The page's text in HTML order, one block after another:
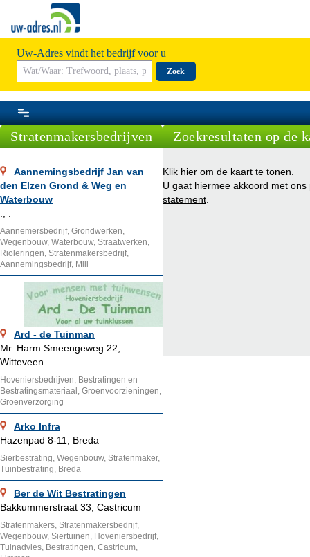
Uw-Adres vindt het bedrijf voor u
Zoek
Stratenmakersbedrijven
Aannemingsbedrijf Jan van
den Elzen Grond & Weg en
Waterbouw
Aannemersbedrijf, Grondwerken,
Wegenbouw, Waterbouw, Straatwerken,
Rioleringen, Stratenmakersbedrijf,
Aannemingsbedrijf, Mill
Ard - de Tuinman
Mr. Harm Smeengeweg 22,
Witteveen
Hoveniersbedrijven, Bestratingen en
Bestratingsmateriaal, Groenvoorzieningen,
Groenverzorging
Arko Infra
Hazenpad 8-11, Breda
Sierbestrating, Wegenbouw, Stratenmaker,
Tuinbestrating, Breda
Ber de Wit Bestratingen
Bakkummerstraat 33, Castricum
Stratenmakers, Stratenmakersbedrijf,
Wegenbouw, Siertuinen, Hoveniersbedrijf,
Tuinadvies, Bestratingen, Castricum,
Zoekresultaten op de
Klik hier om de kaart te tonen.
U gaat hiermee akkoord met ons
statement